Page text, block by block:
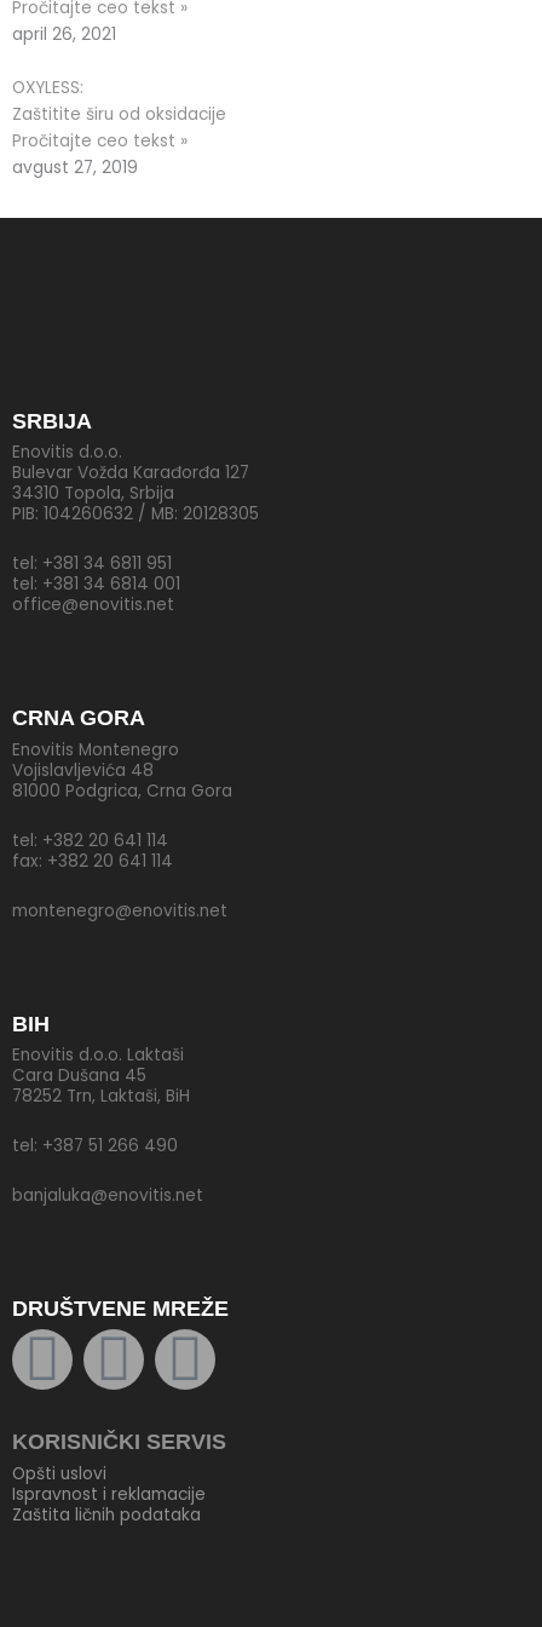
Pročitajte ceo tekst »
april 26, 2021
OXYLESS:
Zaštitite širu od oksidacije
Pročitajte ceo tekst »
avgust 27, 2019
SRBIJA
Enovitis d.o.o.
Bulevar Vožda Karađorđa 127
34310 Topola, Srbija
PIB: 104260632 / MB: 20128305
tel: +381 34 6811 951
tel: +381 34 6814 001
office@enovitis.net
CRNA GORA
Enovitis Montenegro
Vojislavljevića 48
81000 Podgrica, Crna Gora
tel: +382 20 641 114
fax: +382 20 641 114
montenegro@enovitis.net
BIH
Enovitis d.o.o. Laktaši
Cara Dušana 45
78252 Trn, Laktaši, BiH
tel: +387 51 266 490
banjaluka@enovitis.net
DRUŠTVENE MREŽE
F
a
c
e
T
w
i
t
Y
o
u
t
KORISNIČKI SERVIS
Opšti uslovi
Ispravnost i reklamacije
Zaštita ličnih podataka